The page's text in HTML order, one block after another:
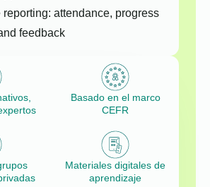
reporting: attendance, progress
feedback
Basado en el marco
CEFR
Materiales digitales de
aprendizaje